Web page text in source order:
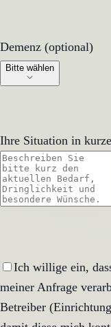
Demenz (optional)
Demenz (optional)
Bitte wählen
Ihre Situation in
Ich willige ein,
meiner Anfrage
Betreiber